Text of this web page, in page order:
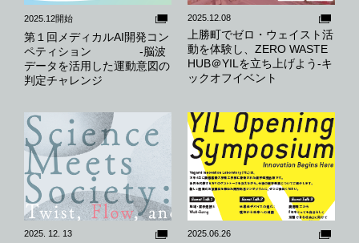
2025.12開始
第１回メディカルAI開発コン
ペティション -脳波
データを活用した運動意図の
判定チャレンジ
2025.12.08
上勝町でゼロ・ウェイスト活
動を体験し、ZERO WASTE
HUB＠YILを立ち上げよう-キ
ックオフイベント
2025. 12. 13 2025.06.26